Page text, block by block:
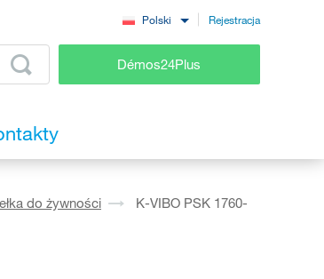
Polski Rejestracja
Démos24Plus
do żywności
K-VIBO PSK 1760-